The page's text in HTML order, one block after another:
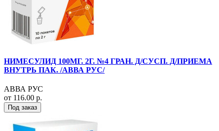
НИМЕСУЛИД 100МГ. 2Г. №4 ГРАН. Д/СУСП. Д/ПРИЕМА
ВНУТРЬ ПАК. /АВВА РУС/
АВВА РУС
от 116.00 р.
Под заказ